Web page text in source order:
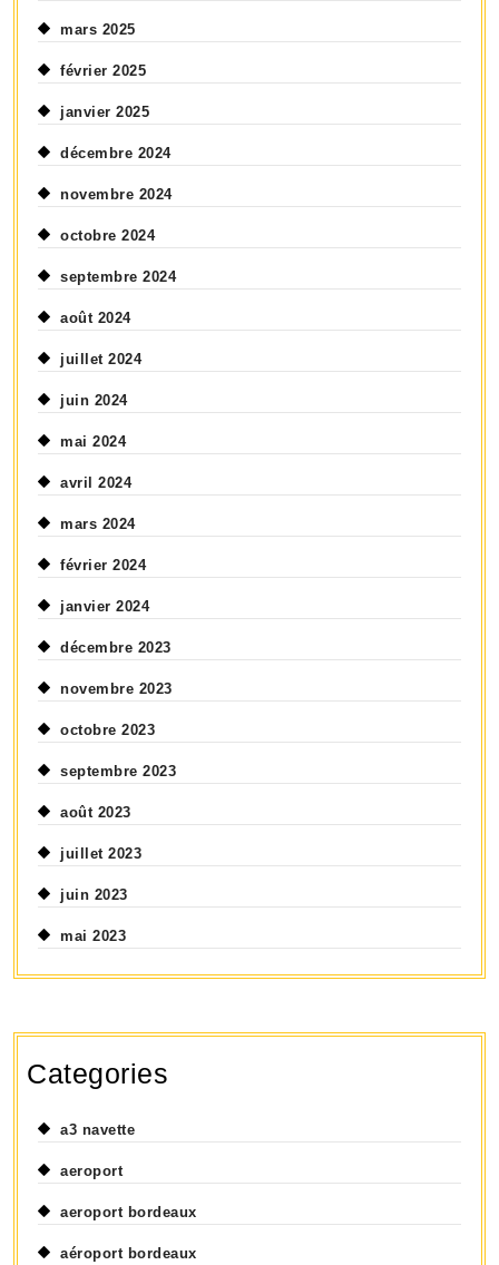
mars 2025
février 2025
janvier 2025
décembre 2024
novembre 2024
octobre 2024
septembre 2024
août 2024
juillet 2024
juin 2024
mai 2024
avril 2024
mars 2024
février 2024
janvier 2024
décembre 2023
novembre 2023
octobre 2023
septembre 2023
août 2023
juillet 2023
juin 2023
mai 2023
Categories
a3 navette
aeroport
aeroport bordeaux
aéroport bordeaux